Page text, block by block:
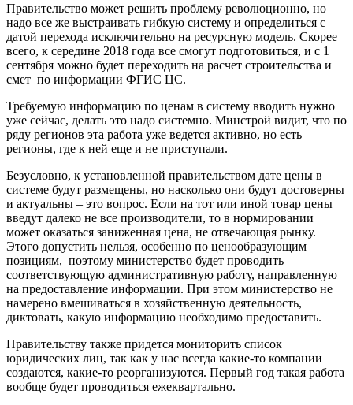
Правительство может решить проблему революционно, но
надо все же выстраивать гибкую систему и определиться с
датой перехода исключительно на ресурсную модель. Скорее
всего, к середине 2018 года все смогут подготовиться, и с 1
сентября можно будет переходить на расчет строительства и
смет по информации ФГИС ЦС.
Требуемую информацию по ценам в систему вводить нужно
уже сейчас, делать это надо системно. Минстрой видит, что по
ряду регионов эта работа уже ведется активно, но есть
регионы, где к ней еще и не приступали.
Безусловно, к установленной правительством дате цены в
системе будут размещены, но насколько они будут достоверны
и актуальны – это вопрос. Если на тот или иной товар цены
введут далеко не все производители, то в нормировании
может оказаться заниженная цена, не отвечающая рынку.
Этого допустить нельзя, особенно по ценообразующим
позициям, поэтому министерство будет проводить
соответствующую административную работу, направленную
на предоставление информации. При этом министерство не
намерено вмешиваться в хозяйственную деятельность,
диктовать, какую информацию необходимо предоставить.
Правительству также придется мониторить список
юридических лиц, так как у нас всегда какие-то компании
создаются, какие-то реорганизуются. Первый год такая работа
вообще будет проводиться ежеквартально.